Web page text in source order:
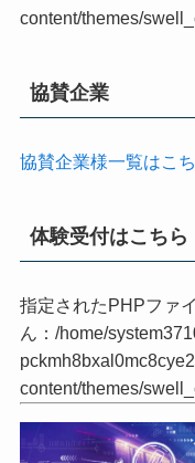
ん：/home/
content/themes/
協賛企業
協賛企業様一覧はこち
体験受付はこちら
指定されたPHPファ
ん：/home/
content/themes/